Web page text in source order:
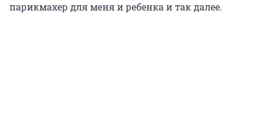
парикмахер для меня и ребенка и так далее.